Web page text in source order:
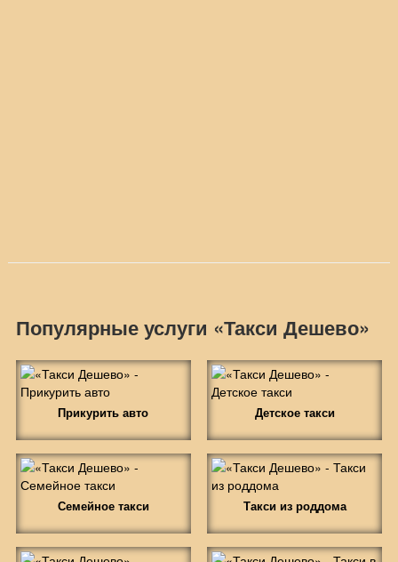
Популярные услуги «Такси Дешево»
Прикурить авто Детское такси
Семейное такси Такси из роддома